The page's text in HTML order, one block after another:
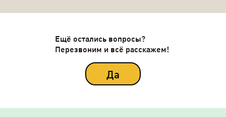
Ещё остались вопросы?
Перезвоним и всё расскажем!
Да